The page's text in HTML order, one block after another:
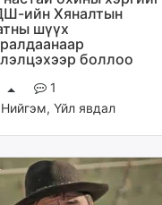
ийн Хяналтын
шүүх
боллоо
1
Нийгэм, Үйл явдал